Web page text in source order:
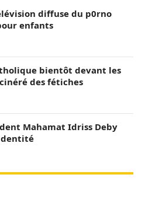
diffuse du p0rno
enfants
bientôt devant les
des fétiches
Mahamat Idriss Deby